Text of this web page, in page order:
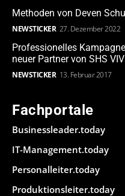
Methoden von Deven
NEWSTICKER 27. Dezember 2022
Professionelles
neuer Partner von SHS
NEWSTICKER 13. Februar 2017
Fachportale
Businessleader.today
IT-Management.today
Personalleiter.today
Produktionsleiter.today